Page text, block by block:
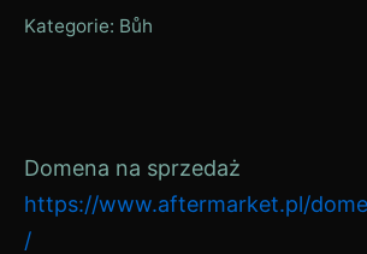
Kategorie: Bůh
Domena na sprzedaż
https://www.aftermarket.pl/
/